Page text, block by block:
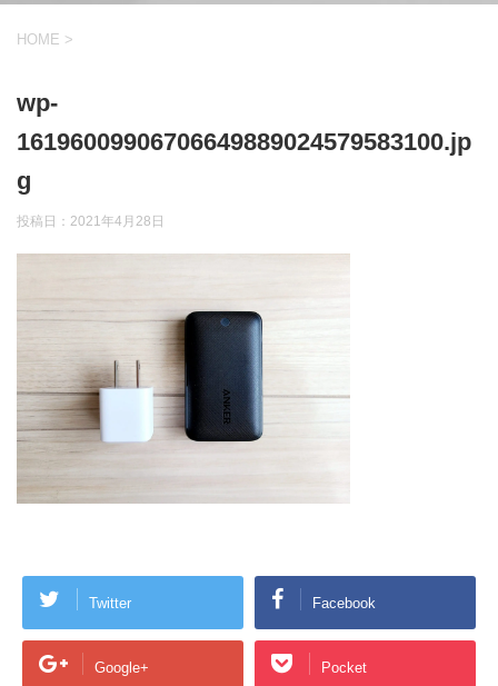
HOME >
wp-
16196009906706649889024579583100.jp
g
投稿日： 2021年4月28日
Twitter Facebook
Google+ Pocket